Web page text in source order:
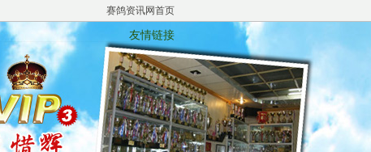
赛鸽资讯网首页
友情链接